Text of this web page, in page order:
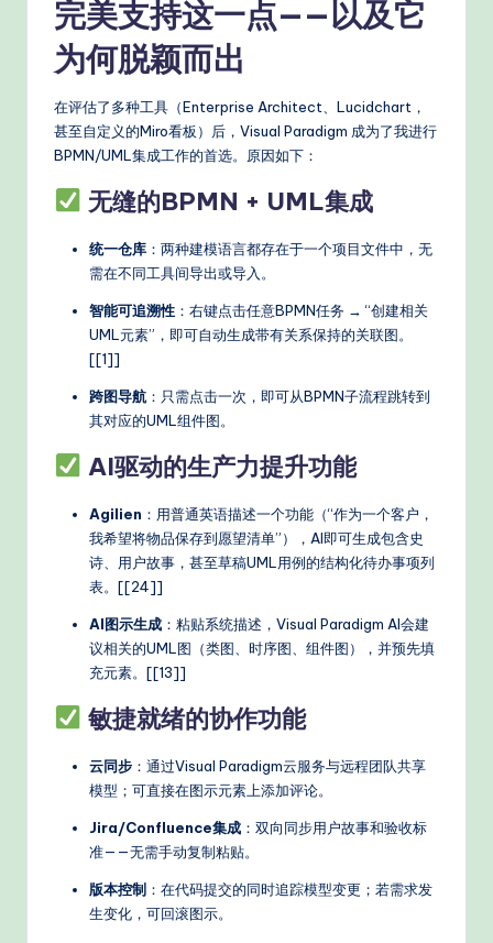
完美支持这一点——以及它
为何脱颖而出
在评估了多种工具（Enterprise Architect、Lucidchart，
甚至自定义的Miro看板）后，Visual Paradigm 成为了我进行
BPMN/UML集成工作的首选。原因如下：
无缝的BPMN + UML集成
统一仓库 ：两种建模语言都存在于一个项目文件中，无
需在不同工具间导出或导入。
智能可追溯性 ：右键点击任意BPMN任务 → “创建相关
UML元素”，即可自动生成带有关系保持的关联图。
[[1]]
跨图导航 ：只需点击一次，即可从BPMN子流程跳转到
其对应的UML组件图。
AI驱动的生产力提升功能
Agilien ：用普通英语描述一个功能（“作为一个客户，
我希望将物品保存到愿望清单”），AI即可生成包含史
诗、用户故事，甚至草稿UML用例的结构化待办事项列
表。[[24]]
AI图示生成 ：粘贴系统描述，Visual Paradigm AI会建
议相关的UML图（类图、时序图、组件图），并预先填
充元素。[[13]]
敏捷就绪的协作功能
云同步 ：通过Visual Paradigm云服务与远程团队共享
模型；可直接在图示元素上添加评论。
Jira/Confluence集成 ：双向同步用户故事和验收标
准——无需手动复制粘贴。
版本控制 ：在代码提交的同时追踪模型变更；若需求发
生变化，可回滚图示。